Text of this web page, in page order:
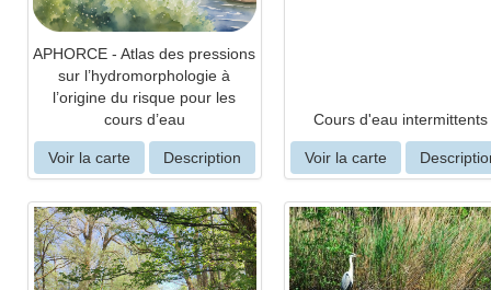
APHORCE - Atlas des pressions
sur l’hydromorphologie à
l’origine du risque pour les
cours d’eau
Voir la carte Description
Cours d'eau intermittents
Voir la carte